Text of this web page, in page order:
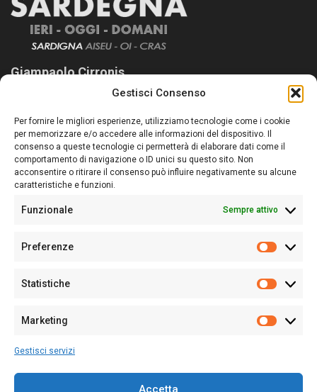
Gestisci Consenso
Per fornire le migliori esperienze, utilizziamo tecnologie come i cookie
per memorizzare e/o accedere alle informazioni del dispositivo. Il
consenso a queste tecnologie ci permetterà di elaborare dati come il
comportamento di navigazione o ID unici su questo sito. Non
acconsentire o ritirare il consenso può influire negativamente su alcune
caratteristiche e funzioni.
Funzionale Sempre attivo
Preferenze
Statistiche
Marketing
Gestisci servizi
Accetta
Giampaolo Cirronis
Sardegna Ieri-Oggi-Domani nasce per informare “liberamente” i
lettori su quanto accade in Sardegna, con un occhio rivolto al
nostro passato e, soprattutto, al nostro futuro
Follow Us
Sede:Via Cristoforo Colombo 09013 Carbonia
Partita IVA02270380922
128/2020 del 10/02/2020
Per la Pubblicità: